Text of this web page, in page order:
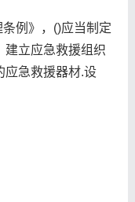
例》，()应当制定
建立应急救援组织
应急救援器材.设